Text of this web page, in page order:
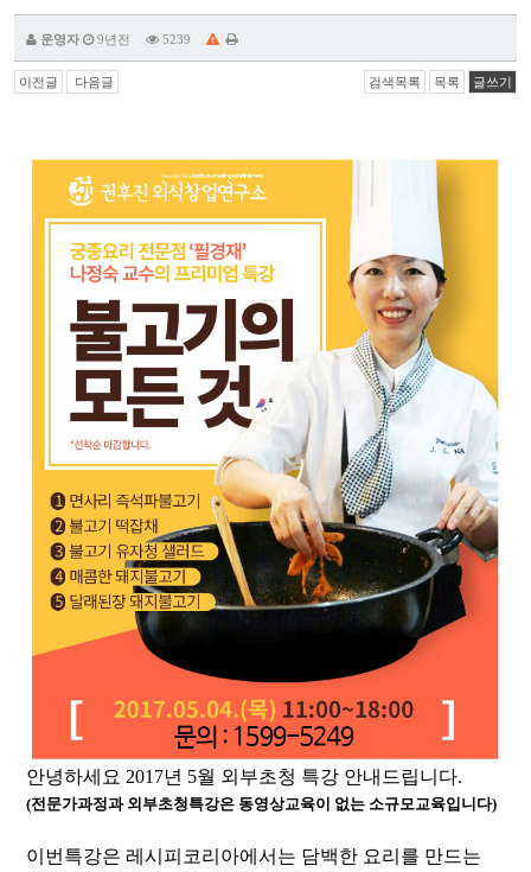
운영자 9년전 5239
이전글 다음글 검색목록 목록 글쓰기
안녕하세요 2017년 5월 외부초청 특강 안내드립니다.
(전문가과정과 외부초청특강은 동영상교육이 없는 소규모교육입니다)​
이번특강은 레시피코리아에서는 담백한 요리를 만드는